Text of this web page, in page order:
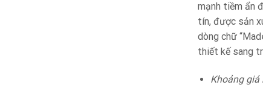
mạnh tiềm ẩn
tín, được sản
dòng chữ
thiết kế sang
Khoảng giá